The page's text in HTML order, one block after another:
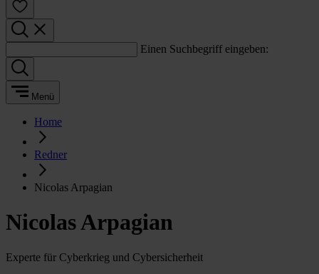
Einen Suchbegriff eingeben:
Menü
Home
Redner
Nicolas Arpagian
Nicolas Arpagian
Experte für Cyberkrieg und Cybersicherheit